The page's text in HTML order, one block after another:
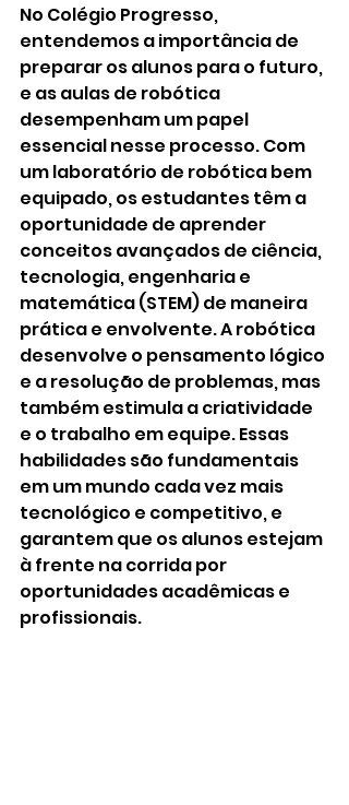
No Colégio Progresso,
entendemos a importância de
preparar os alunos para o futuro,
e as aulas de robótica
desempenham um papel
essencial nesse processo. Com
um laboratório de robótica bem
equipado, os estudantes têm a
oportunidade de aprender
conceitos avançados de ciência,
tecnologia, engenharia e
matemática (STEM) de maneira
prática e envolvente. A robótica
desenvolve o pensamento lógico
e a resolução de problemas, mas
também estimula a criatividade
e o trabalho em equipe. Essas
habilidades são fundamentais
em um mundo cada vez mais
tecnológico e competitivo, e
garantem que os alunos estejam
à frente na corrida por
oportunidades acadêmicas e
profissionais.